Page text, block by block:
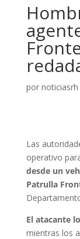
por noticiasrh
Las
operativo
desde un
Patrulla
El atacante
mientras los